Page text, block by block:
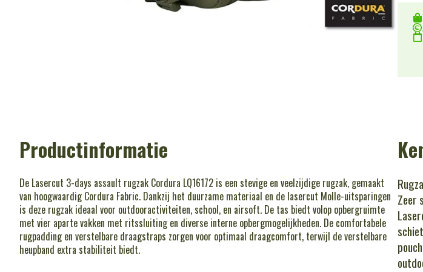
Productinformatie
De Lasercut 3-days assault rugzak Cordura LQ16172 is een stevige en veelzijdige rugzak, gemaakt
van hoogwaardig Cordura Fabric. Dankzij het duurzame materiaal en de lasercut Molle-uitsparingen
is deze rugzak ideaal voor outdooractiviteiten, school, en airsoft. De tas biedt volop opbergruimte
met vier aparte vakken met ritssluiting en diverse interne opbergmogelijkheden. De comfortabele
rugpadding en verstelbare draagstraps zorgen voor optimaal draagcomfort, terwijl de verstelbare
heupband extra stabiliteit biedt.
Zeer